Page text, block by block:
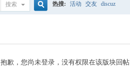
搜索
索
热搜: 活动 交友 discuz
抱歉，您尚未登录，没有权限在该版块回帖